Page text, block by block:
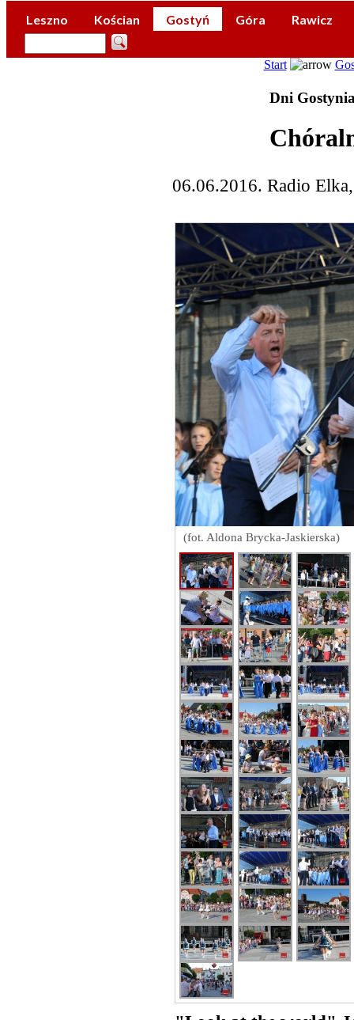
Leszno Kościan Gostyń Góra Rawicz
Start
Dni
06.06.2016. Radio
(fot. Aldona Brycka-Jaskierska)